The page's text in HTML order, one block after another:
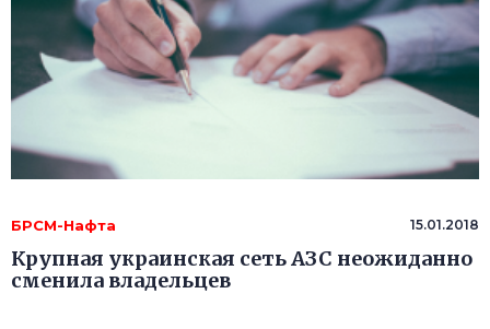
БРСМ-Нафта 15.01.2018
Крупная украинская сеть АЗС неожиданно
сменила владельцев